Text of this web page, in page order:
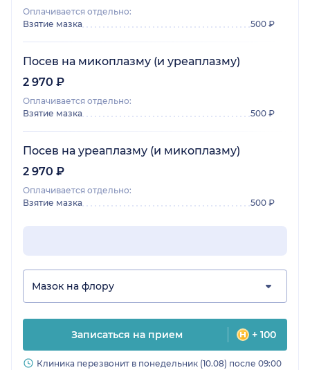
Оплачивается отдельно:
Взятие мазка
500 ₽
Посев на микоплазму (и уреаплазму)
2 970 ₽
Оплачивается отдельно:
Взятие мазка
500 ₽
Посев на уреаплазму (и микоплазму)
2 970 ₽
Оплачивается отдельно:
Взятие мазка
500 ₽
Мазок на флору
Записаться на прием + 100
Клиника перезвонит в понедельник (10.08) после 09:00